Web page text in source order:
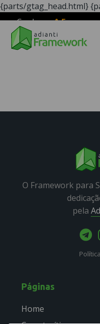
{parts/gtag_head.html}
ConheçaA
veloz para
O Framework para
pela
Páginas
Home